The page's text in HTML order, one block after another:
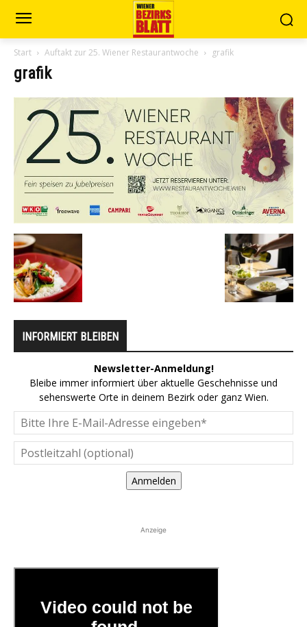
Start Auftakt zur 25. Wiener Restaurantwoche grafik
grafik
INFORMIERT BLEIBEN
Newsletter-Anmeldung!
Bleibe immer informiert über aktuelle Geschehnisse und
sehenswerte Orte in deinem Bezirk oder ganz Wien.
Anmelden
Anzeige